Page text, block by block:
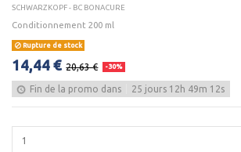
SCHWARZKOPF - BC BONACURE
Conditionnement 200 ml
Rupture de stock
14,44 € 20,63 € -30%
Fin de la promo dans 25 jours 12 h 49m 11s